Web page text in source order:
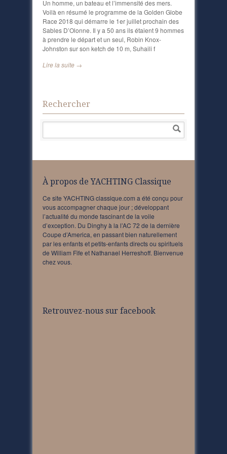
Un homme, un bateau et l’immensité des mers.
Voilà en résumé le programme de la Golden Globe
Race 2018 qui démarre le 1er juillet prochain des
Sables D’Olonne. Il y a 50 ans ils étaient 9 hommes
à prendre le départ et un seul, Robin Knox-
Johnston sur son ketch de 10 m, Suhaili f
Lire la suite →
Rechercher
À propos de YACHTING Classique
Ce site YACHTING classique.com a été conçu pour
vous accompagner chaque jour ; développant
l’actualité du monde fascinant de la voile
d’exception. Du Dinghy à la l’AC 72 de la dernière
Coupe d’America, en passant bien naturellement
par les enfants et petits-enfants directs ou spirituels
de William Fife et Nathanael Herreshoff. Bienvenue
chez vous.
Retrouvez-nous sur facebook